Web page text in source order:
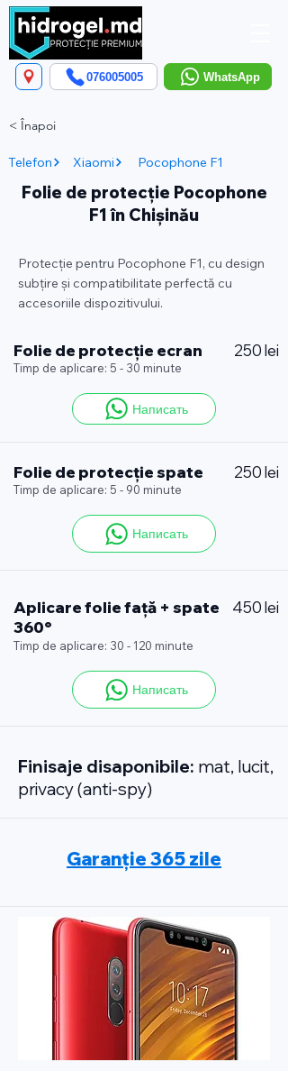
WhatsApp
076005005
< Înapoi
Telefon Xiaomi Pocophone F1
Folie de protecție Pocophone
F1 în Chișinău
Protecție pentru Pocophone F1, cu design
subțire și compatibilitate perfectă cu
accesoriile dispozitivului.
Folie de protecție ecran 250 lei
Timp de aplicare: 5 - 30 minute
Написать
Folie de protecție spate 250 lei
Timp de aplicare: 5 - 90 minute
Написать
Aplicare folie față + spate
360°
450 lei
Timp de aplicare: 30 - 120 minute
Написать
Finisaje disaponibile: mat, lucit,
privacy (anti-spy)
Garanție 365 zile